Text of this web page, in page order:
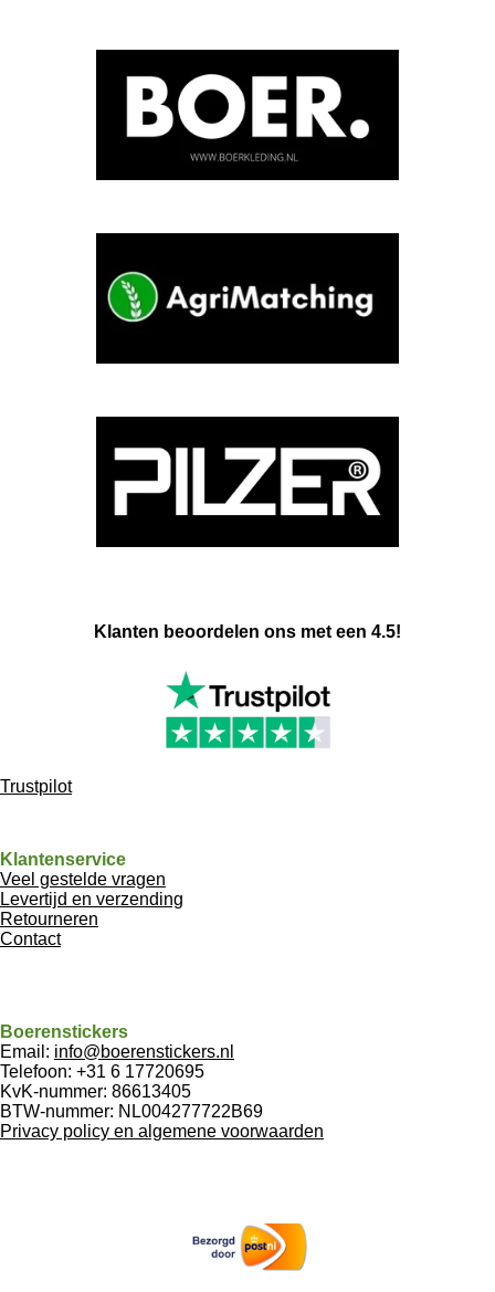
Klanten beoordelen ons met een 4.5!
Trustpilot
Klantenservice
Veel gestelde vragen
Levertijd en verzending
Retourneren
Contact
Boerenstickers
Email: info@boerenstickers.nl
Telefoon: +31 6 17720695
KvK-nummer: 86613405
BTW-nummer: NL004277722B69
Privacy policy en algemene voorwaarden